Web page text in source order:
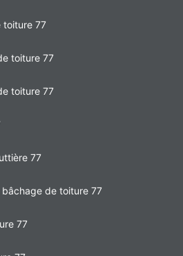
toiture 77
toiture 77
toiture 77
77
de toiture 77
77